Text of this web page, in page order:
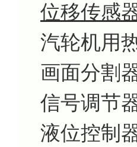
位移传感
汽轮机用
画面分割
信号调节
液位控制